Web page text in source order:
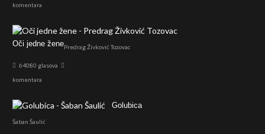
komentara
Oči jedne ženePredrag Živković Tozovac
64080 glasova
komentara
Golubica
Šaban Šaulić